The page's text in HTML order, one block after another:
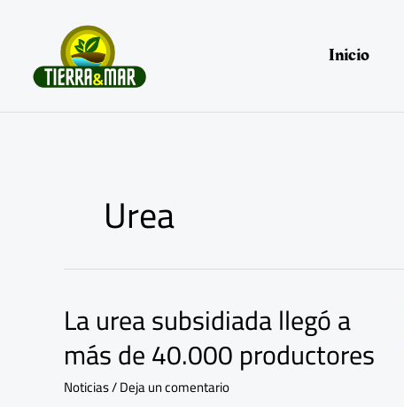
Inicio
Urea
La urea subsidiada llegó a
más de 40.000 productores
Noticias/Deja un comentario
La
urea
subsidiada
llegó
a